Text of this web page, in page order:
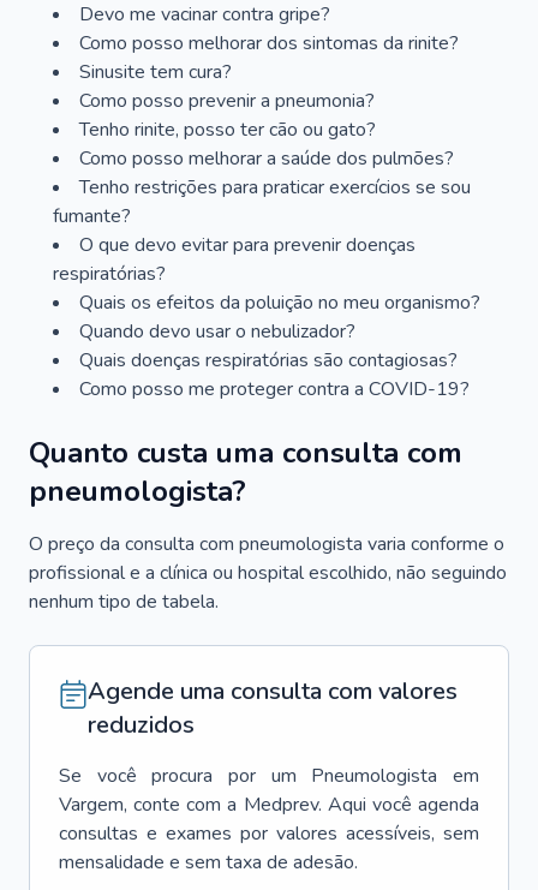
Devo me vacinar contra gripe?
Como posso melhorar dos sintomas da rinite?
Sinusite tem cura?
Como posso prevenir a pneumonia?
Tenho rinite, posso ter cão ou gato?
Como posso melhorar a saúde dos pulmões?
Tenho restrições para praticar exercícios se sou
fumante?
O que devo evitar para prevenir doenças
respiratórias?
Quais os efeitos da poluição no meu organismo?
Quando devo usar o nebulizador?
Quais doenças respiratórias são contagiosas?
Como posso me proteger contra a COVID-19?
Quanto custa uma consulta com
pneumologista?
O preço da consulta com pneumologista varia conforme o
profissional e a clínica ou hospital escolhido, não seguindo
nenhum tipo de tabela.
Agende uma consulta com valores
reduzidos
Se você procura por um Pneumologista
em
Vargem, conte com a Medprev. Aqui você agenda
consultas e exames por valores acessíveis, sem
mensalidade e sem taxa de adesão.